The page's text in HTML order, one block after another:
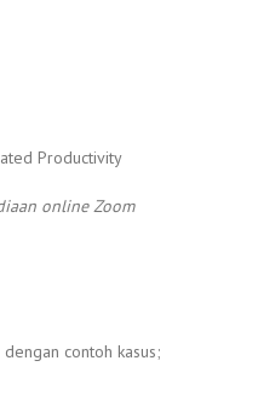
Productivity
online Zoom
contoh kasus;